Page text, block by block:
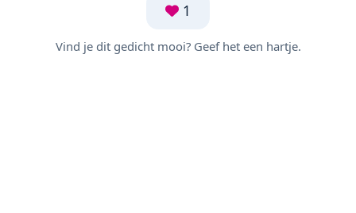
1
Vind je dit gedicht mooi? Geef het een hartje.